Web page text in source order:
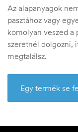
Az alapanyagok
pasztához vagy
komolyan veszed a
szeretnél dolgozni,
megtalálsz.
Egy termék se